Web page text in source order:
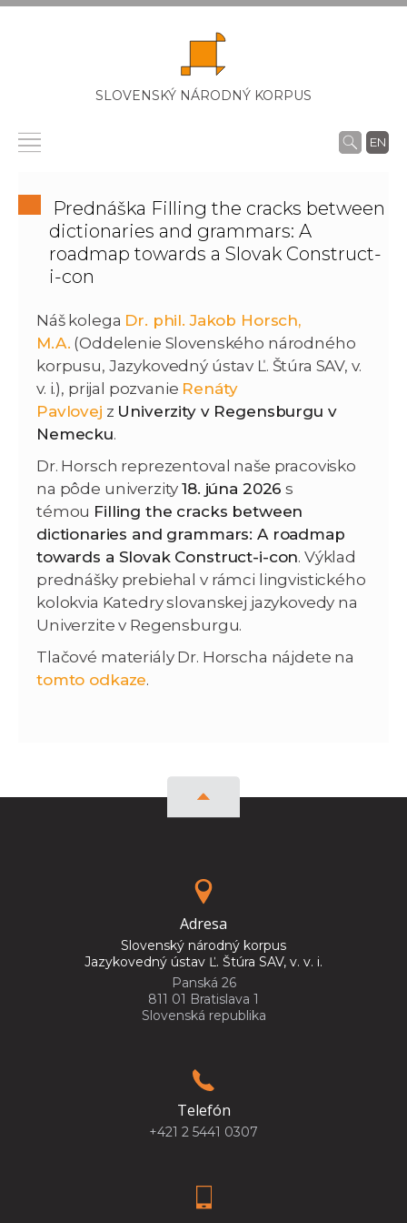
SLOVENSKÝ NÁRODNÝ KORPUS
EN
Prednáška Filling the cracks between
dictionaries and grammars: A
roadmap towards a Slovak Construct-
i-con
Náš kolega Dr. phil. Jakob Horsch,
M.A. (Oddelenie Slovenského národného
korpusu, Jazykovedný ústav Ľ. Štúra SAV, v.
v. i.), prijal pozvanie Renáty
Pavlovej z Univerzity v Regensburgu v
Nemecku.
Dr. Horsch reprezentoval naše pracovisko
na pôde univerzity18. júna 2026 s
témou Filling the cracks between
dictionaries and grammars: A roadmap
towards a Slovak Construct-i-con. Výklad
prednášky prebiehal v rámci lingvistického
kolokvia Katedry slovanskej jazykovedy na
Univerzite v Regensburgu.
Tlačové materiály Dr. Horscha nájdete na
tomto odkaze.
Adresa
Slovenský národný korpus
Jazykovedný ústav Ľ. Štúra SAV, v. v. i.
Panská 26
811 01 Bratislava 1
Slovenská republika
Telefón
+421 2 5441 0307